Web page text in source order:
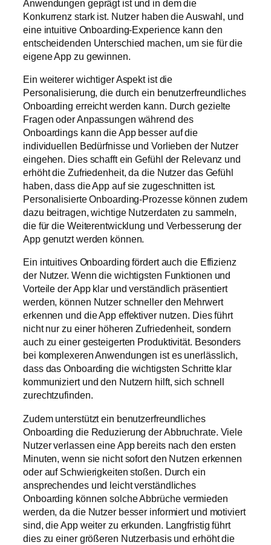
Anwendungen geprägt ist und in dem die
Konkurrenz stark ist. Nutzer haben die Auswahl, und
eine intuitive Onboarding-Experience kann den
entscheidenden Unterschied machen, um sie für die
eigene App zu gewinnen.
Ein weiterer wichtiger Aspekt ist die
Personalisierung, die durch ein benutzerfreundliches
Onboarding erreicht werden kann. Durch gezielte
Fragen oder Anpassungen während des
Onboardings kann die App besser auf die
individuellen Bedürfnisse und Vorlieben der Nutzer
eingehen. Dies schafft ein Gefühl der Relevanz und
erhöht die Zufriedenheit, da die Nutzer das Gefühl
haben, dass die App auf sie zugeschnitten ist.
Personalisierte Onboarding-Prozesse können zudem
dazu beitragen, wichtige Nutzerdaten zu sammeln,
die für die Weiterentwicklung und Verbesserung der
App genutzt werden können.
Ein intuitives Onboarding fördert auch die Effizienz
der Nutzer. Wenn die wichtigsten Funktionen und
Vorteile der App klar und verständlich präsentiert
werden, können Nutzer schneller den Mehrwert
erkennen und die App effektiver nutzen. Dies führt
nicht nur zu einer höheren Zufriedenheit, sondern
auch zu einer gesteigerten Produktivität. Besonders
bei komplexeren Anwendungen ist es unerlässlich,
dass das Onboarding die wichtigsten Schritte klar
kommuniziert und den Nutzern hilft, sich schnell
zurechtzufinden.
Zudem unterstützt ein benutzerfreundliches
Onboarding die Reduzierung der Abbruchrate. Viele
Nutzer verlassen eine App bereits nach den ersten
Minuten, wenn sie nicht sofort den Nutzen erkennen
oder auf Schwierigkeiten stoßen. Durch ein
ansprechendes und leicht verständliches
Onboarding können solche Abbrüche vermieden
werden, da die Nutzer besser informiert und motiviert
sind, die App weiter zu erkunden. Langfristig führt
dies zu einer größeren Nutzerbasis und erhöht die